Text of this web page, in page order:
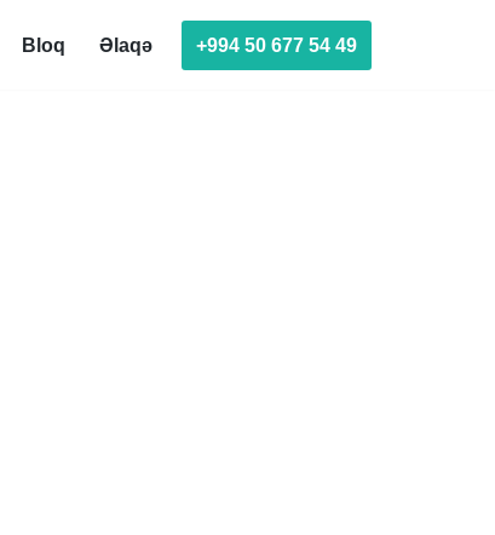
Bloq Əlaqə +994 50 677 54 49